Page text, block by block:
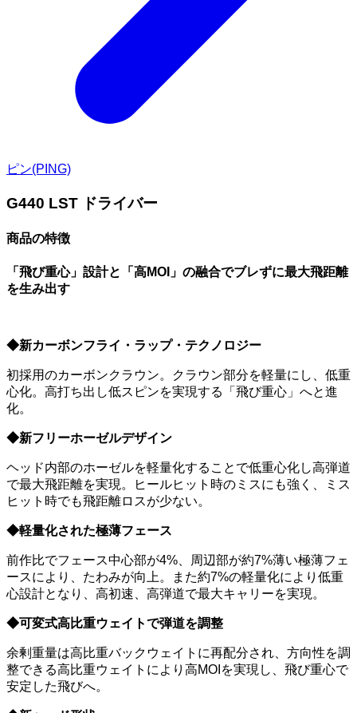
ピン(PING)
G440 LST ドライバー
商品の特徴
「飛び重心」設計と「高MOI」の融合でブレずに最大飛距離
を生み出す
◆新カーボンフライ・ラップ・テクノロジー
初採用のカーボンクラウン。クラウン部分を軽量にし、低重
心化。高打ち出し低スピンを実現する「飛び重心」へと進
化。
◆新フリーホーゼルデザイン
ヘッド内部のホーゼルを軽量化することで低重心化し高弾道
で最大飛距離を実現。ヒールヒット時のミスにも強く、ミス
ヒット時でも飛距離ロスが少ない。
◆軽量化された極薄フェース
前作比でフェース中心部が4%、周辺部が約7%薄い極薄フェ
ースにより、たわみが向上。また約7%の軽量化により低重
心設計となり、高初速、高弾道で最大キャリーを実現。
◆可変式高比重ウェイトで弾道を調整
余剰重量は高比重バックウェイトに再配分され、方向性を調
整できる高比重ウェイトにより高MOIを実現し、飛び重心で
安定した飛びへ。